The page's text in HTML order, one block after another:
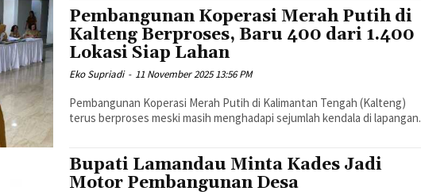
Pembangunan Koperasi Merah Putih di
Kalteng Berproses, Baru 400 dari 1.400
Lokasi Siap Lahan
Eko Supriadi - 11 November 2025 13:56 PM
Pembangunan Koperasi Merah Putih di Kalimantan Tengah (Kalteng)
terus berproses meski masih menghadapi sejumlah kendala di lapangan.
Bupati Lamandau Minta Kades Jadi
Motor Pembangunan Desa